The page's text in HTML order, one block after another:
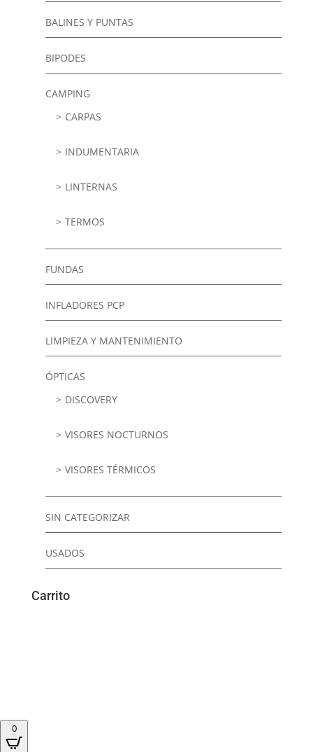
BALINES Y PUNTAS
BIPODES
CAMPING
CARPAS
INDUMENTARIA
LINTERNAS
TERMOS
FUNDAS
INFLADORES PCP
LIMPIEZA Y MANTENIMIENTO
ÓPTICAS
DISCOVERY
VISORES NOCTURNOS
VISORES TÉRMICOS
SIN CATEGORIZAR
USADOS
Carrito
0